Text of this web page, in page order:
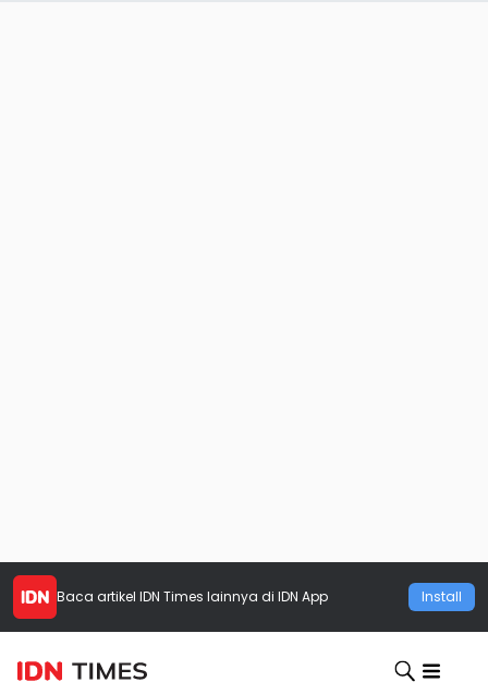
Baca artikel IDN Times lainnya di IDN App Install